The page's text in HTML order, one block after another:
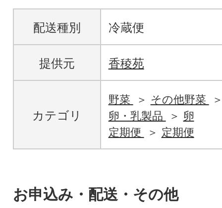
配送種別 冷蔵便
提供元 香稜苑
カテゴリ
野菜
その他野菜
卵・乳製品
卵
定期便
定期便
お申込み・配送・その他